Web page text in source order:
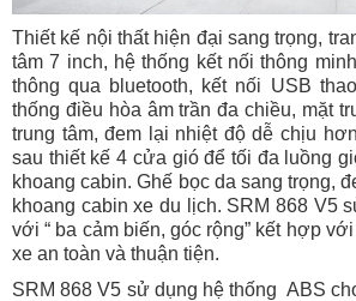
Thiết kế nội thất hiện đại sang trọng,
tâm 7 inch, hệ thống kết nối thông
thông qua bluetooth, kết nối USB
thống điều hòa âm trần đa chiều, mặt
trung tâm, đem lại nhiệt độ dễ chịu
sau thiết kế 4 cửa gió để tối đa luồng
khoang cabin.Ghế bọc da sang trọng,
khoang cabin xe du lịch. SRM 868 V5
với “ ba cảm biến, góc rộng” kết hợp
xe an toàn và thuận tiện.
SRM 868 V5 sử dụng hệ thống ABS